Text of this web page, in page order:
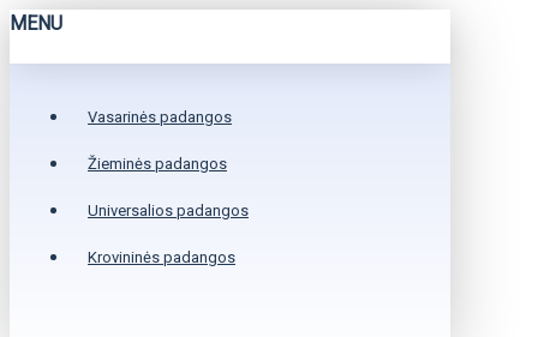
MENU
Vasarinės padangos
Žieminės padangos
Universalios padangos
Krovininės padangos